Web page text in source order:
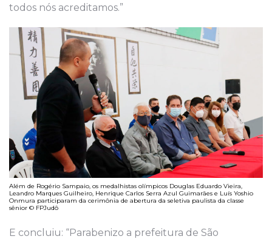
todos nós acreditamos.”
Além de Rogério Sampaio, os medalhistas olímpicos Douglas Eduardo Vieira,
Leandro Marques Guilheiro, Henrique Carlos Serra Azul Guimarães e Luís Yoshio
Onmura participaram da cerimônia de abertura da seletiva paulista da classe
sênior © FPJudô
E concluiu: “Parabenizo a prefeitura de São